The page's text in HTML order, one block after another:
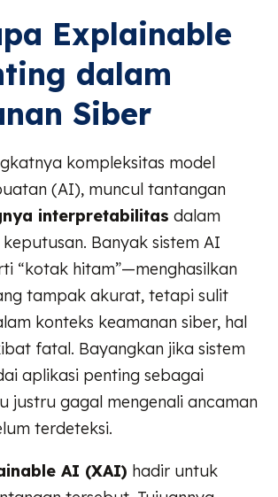
Explainable
dalam
Siber
kompleksitas model
(AI), muncul tantangan
interpretabilitas dalam
Banyak sistem AI
“kotak hitam”—menghasilkan
tampak akurat, tetapi sulit
konteks keamanan siber, hal
fatal. Bayangkan jika sistem
aplikasi penting sebagai
justru gagal mengenali ancaman
terdeteksi.
AI (XAI) hadir untuk